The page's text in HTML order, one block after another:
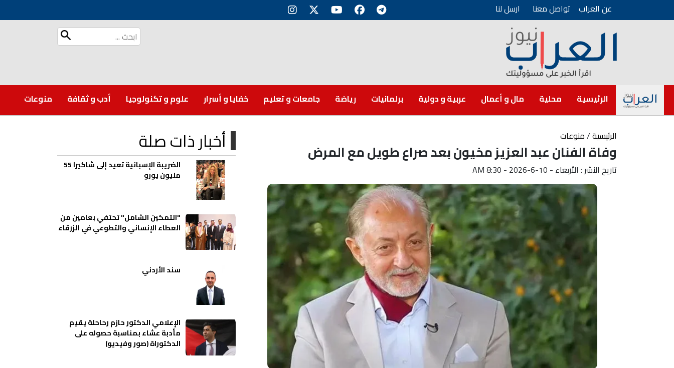
عن العراب تواصل معنا ارسل لنا
الرئيسية محلية مال و أعمال عربية و دولية برلمانيات رياضة جامعات و تعليم خفايا و أسرار علوم و تكنولوجيا أدب و ثقافة منوعات
الرئيسية/منوعات
وفاة الفنان عبد العزيز مخيون بعد صراع طويل مع المرض
تاريخ النشر : الأربعاء - 10-6-2026 - 8:30 AM
أخبار ذات صلة
الضريبة الإسبانية تعيد إلى شاكيرا 55
مليون يورو
"التمكين الشامل" تحتفي بعامين من
العطاء الإنساني والتطوعي في الزرقاء
سند الأردني
الإعلامي الدكتور حازم رحاحلة يقيم
مأدبة عشاء بمناسبة حصوله على
الدكتوراة (صور وفيديو)